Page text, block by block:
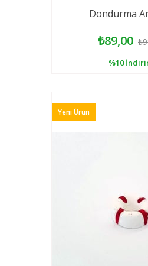
Dondurma
₺89,00
%10
Yeni Ürün